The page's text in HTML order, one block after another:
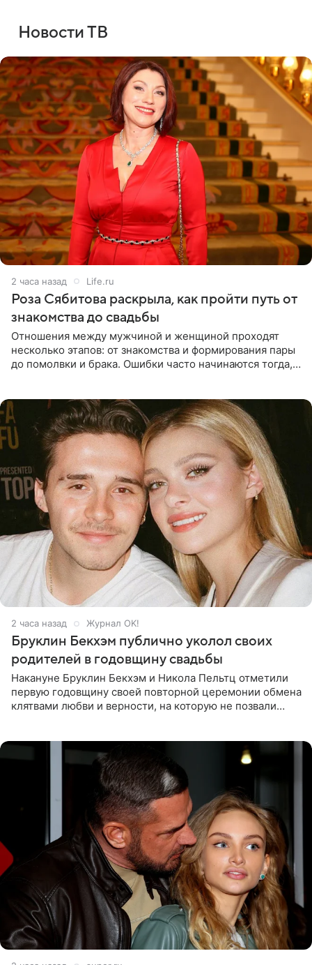
Новости ТВ
2 часа назад Life.ru
Роза Сябитова раскрыла, как пройти путь от
знакомства до свадьбы
Отношения между мужчиной и женщиной проходят
несколько этапов: от знакомства и формирования пары
до помолвки и брака. Ошибки часто начинаются тогда,
2 часа назад Журнал OK!
Бруклин Бекхэм публично уколол своих
родителей в годовщину свадьбы
Накануне Бруклин Бекхэм и Никола Пельтц отметили
первую годовщину своей повторной церемонии обмена
клятвами любви и верности, на которую не позвали